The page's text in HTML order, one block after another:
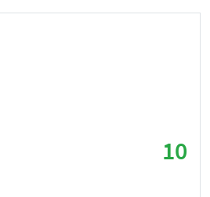
10